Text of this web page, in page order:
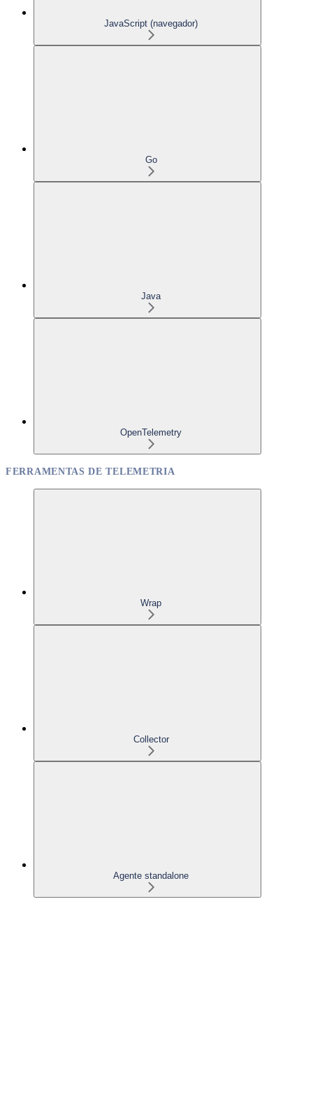
JavaScript (navegador)
Go
Java
OpenTelemetry
FERRAMENTAS DE TELEMETRIA
Wrap
Collector
Agente standalone